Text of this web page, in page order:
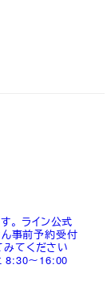
。 ライン公式
ん事前予約受付
みてください
8:30～16:00